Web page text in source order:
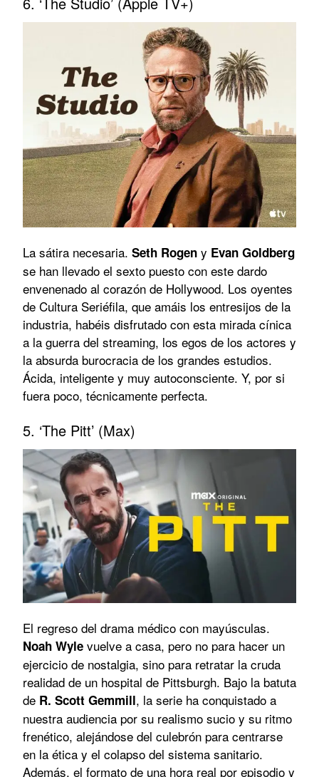
La sátira necesaria. Seth Rogen y Evan Goldberg
se han llevado el sexto puesto con este dardo
envenenado al corazón de Hollywood. Los oyentes
de Cultura Seriéfila, que amáis los entresijos de la
industria, habéis disfrutado con esta mirada cínica
a la guerra del streaming, los egos de los actores y
la absurda burocracia de los grandes estudios.
Ácida, inteligente y muy autoconsciente. Y, por si
fuera poco, técnicamente perfecta.
5. ‘The Pitt’ (Max)
El regreso del drama médico con mayúsculas.
Noah Wyle vuelve a casa, pero no para hacer un
ejercicio de nostalgia, sino para retratar la cruda
realidad de un hospital de Pittsburgh. Bajo la batuta
de R. Scott Gemmill, la serie ha conquistado a
nuestra audiencia por su realismo sucio y su ritmo
frenético, alejándose del culebrón para centrarse
en la ética y el colapso del sistema sanitario.
Además, el formato de una hora real por episodio y